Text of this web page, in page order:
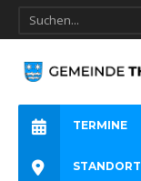
TERMINE
STANDORT